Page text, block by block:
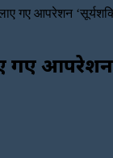
गए आपरेशन
गए आपरेशन